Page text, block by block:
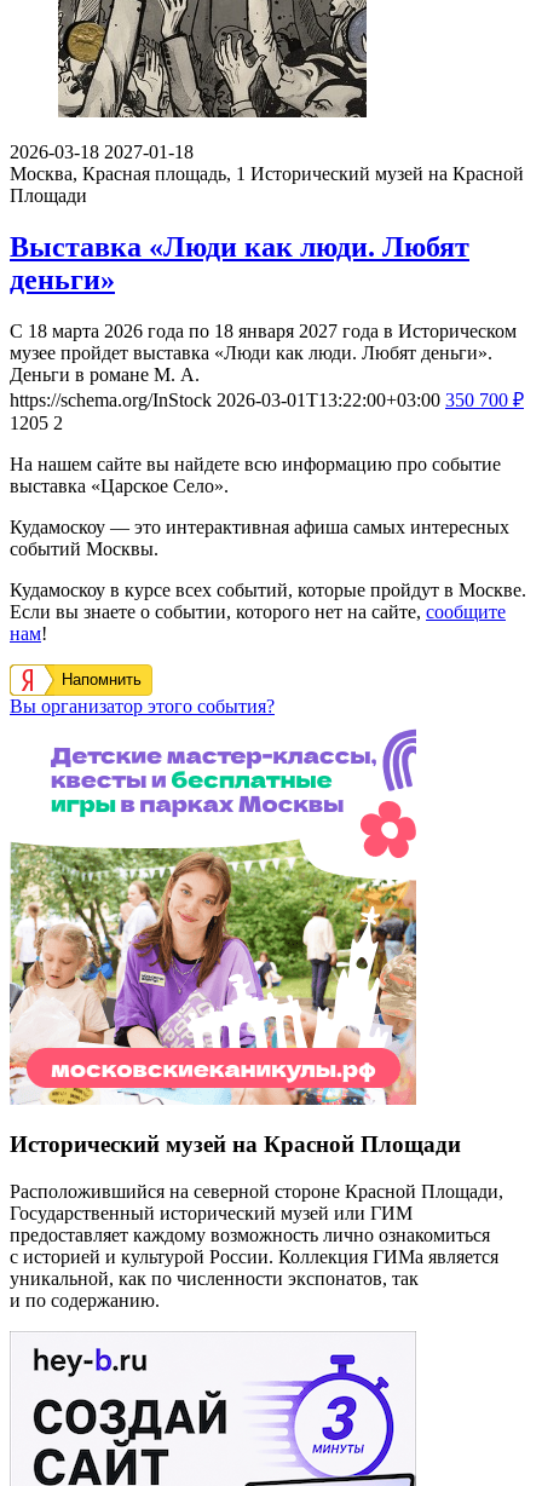
2026-03-18 2027-01-18
Москва, Красная площадь, 1 Исторический музей на Красной
Площади
Выставка «Люди как люди. Любят
деньги»
С 18 марта 2026 года по 18 января 2027 года в Историческом
музее пройдет выставка «Люди как люди. Любят деньги».
Деньги в романе М. А.
https://schema.org/InStock 2026-03-01T13:22:00+03:00 350 700 ₽
1205 2
На нашем сайте вы найдете всю информацию про событие
выставка «Царское Село».
Кудамоскоу — это интерактивная афиша самых интересных
событий Москвы.
Кудамоскоу в курсе всех событий, которые пройдут в Москве.
Если вы знаете о событии, которого нет на сайте, сообщите
нам!
Напомнить
Вы организатор этого события?
Исторический музей на Красной Площади
Расположившийся на северной стороне Красной Площади,
Государственный исторический музей или ГИМ
предоставляет каждому возможность лично ознакомиться
с историей и культурой России. Коллекция ГИМа является
уникальной, как по численности экспонатов, так
и по содержанию.